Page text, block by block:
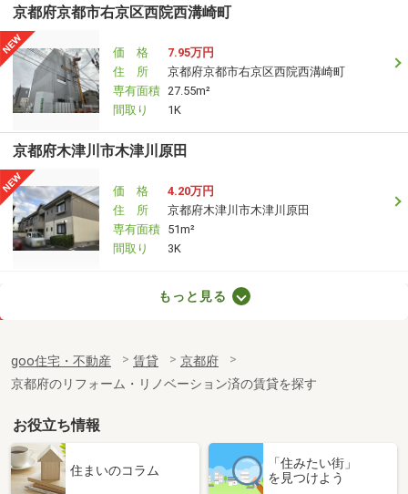
京都府京都市右京区西院西溝崎町
価 格
7.95万円
住 所
京都府京都市右京区西院西溝崎町
専有面積 27.55m²
間取り
1K
京都府木津川市木津川原田
価 格
4.20万円
住 所
京都府木津川市木津川原田
専有面積 51m²
間取り
3K
京都府京都市南区東九条西山町
専有面積
31.4m²
間取り
1K
京都府京都市伏見区新町１１丁目
価 格
6.50万円
京都府京都市伏見区新町１１丁目
もっと見る
goo住宅・不動産 賃貸
京都府
京都府のリフォーム・リノベーション済の賃貸を探す
お役立ち情報
住まいのコラム
「住みたい街」
を見つけよう